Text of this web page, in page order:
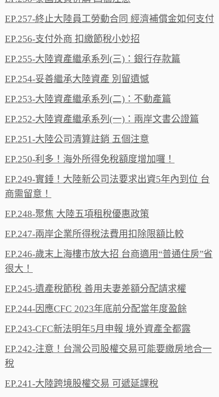
EP.257-終止大陸員工勞動合同 經濟補償金如何支付
EP.256-支付外商 扣繳節稅小妙招
EP.255-大陸資產繼承系列(三)：銀行存款篇
EP.254-妥善繼承大陸資產 別留遺憾
EP.253-大陸資產繼承系列(二)：不動產篇
EP.252-大陸資產繼承系列(一)：兩岸文書公證篇
EP.251-大陸公司清算註銷 五個注意
EP.250-利多！海外所得免稅額度增加囉！
EP.249-實錘！大陸新公司法要求出資5年內到位 台
商需留意！
EP.248-聚焦 大陸五項租稅優惠政策
EP.247-兩岸企業所得稅法費用扣除限額比較
EP.246-歲末上海樓市放大招 台商適用“普通住房”省
很大！
EP.245-遺產稅節稅 善用夫妻差額分配請求權
EP.244-因應CFC 2023年底前分配當年度盈餘
EP.243-CFC新法明年5月申報 境外資產全都露
EP.242-注意！台灣公司股權交易可能要繳房地合一
稅
EP.241-大陸跨境股權交易 可遞延課稅